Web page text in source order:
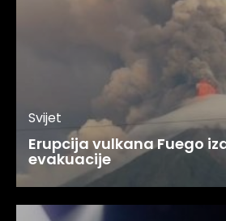
Svijet
Erupcija vulkana Fuego
evakuacije